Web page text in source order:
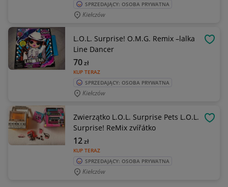
SPRZEDAJĄCY: OSOBA PRYWATNA
Kiełczów
L.O.L. Surprise! O.M.G. Remix –lalka
Line Dancer
KUP TERAZ
70zł
SPRZEDAJĄCY: OSOBA PRYWATNA
Kiełczów
Zwierzątko L.O.L. Surprise Pets L.O.L.
Surprise! ReMix zvířátko
KUP TERAZ
12zł
SPRZEDAJĄCY: OSOBA PRYWATNA
Kiełczów